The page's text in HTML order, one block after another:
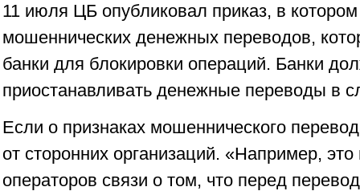
11 июля ЦБ опубликовал приказ, в
мошеннических денежных переводов,
банки для блокировки операций. Банки
приостанавливать денежные переводы в
Если о признаках мошеннического
от сторонних организаций. «Например,
операторов связи о том, что перед